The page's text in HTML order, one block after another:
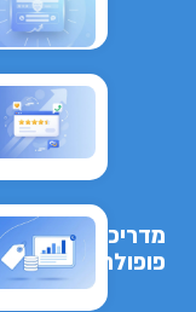
מדריכים
פופולריים